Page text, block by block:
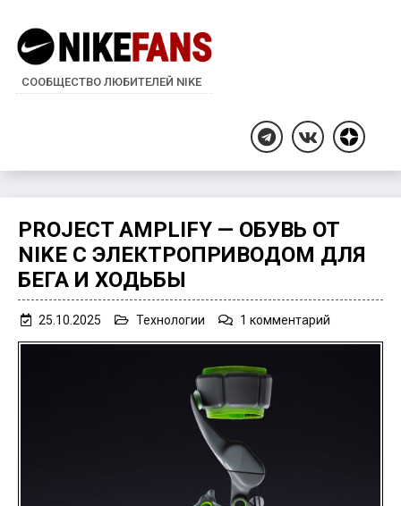
СООБЩЕСТВО ЛЮБИТЕЛЕЙ NIKE
TelegramВКонтакте
Дзен
PROJECT AMPLIFY — ОБУВЬ ОТ
NIKE С ЭЛЕКТРОПРИВОДОМ ДЛЯ
БЕГА И ХОДЬБЫ
25.10.2025 Технологии 1 комментарий